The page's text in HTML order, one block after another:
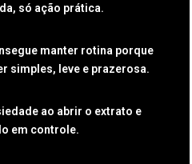
só ação prática.
manter rotina porque
simples, leve e prazerosa.
ao abrir o extrato e
em controle.